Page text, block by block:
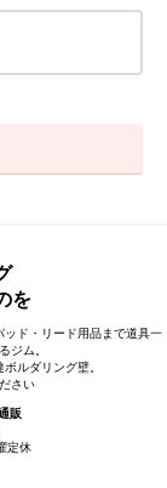
を
ド・リード用品まで道具一
ジム。
ルダリング壁。
さい
販
定休